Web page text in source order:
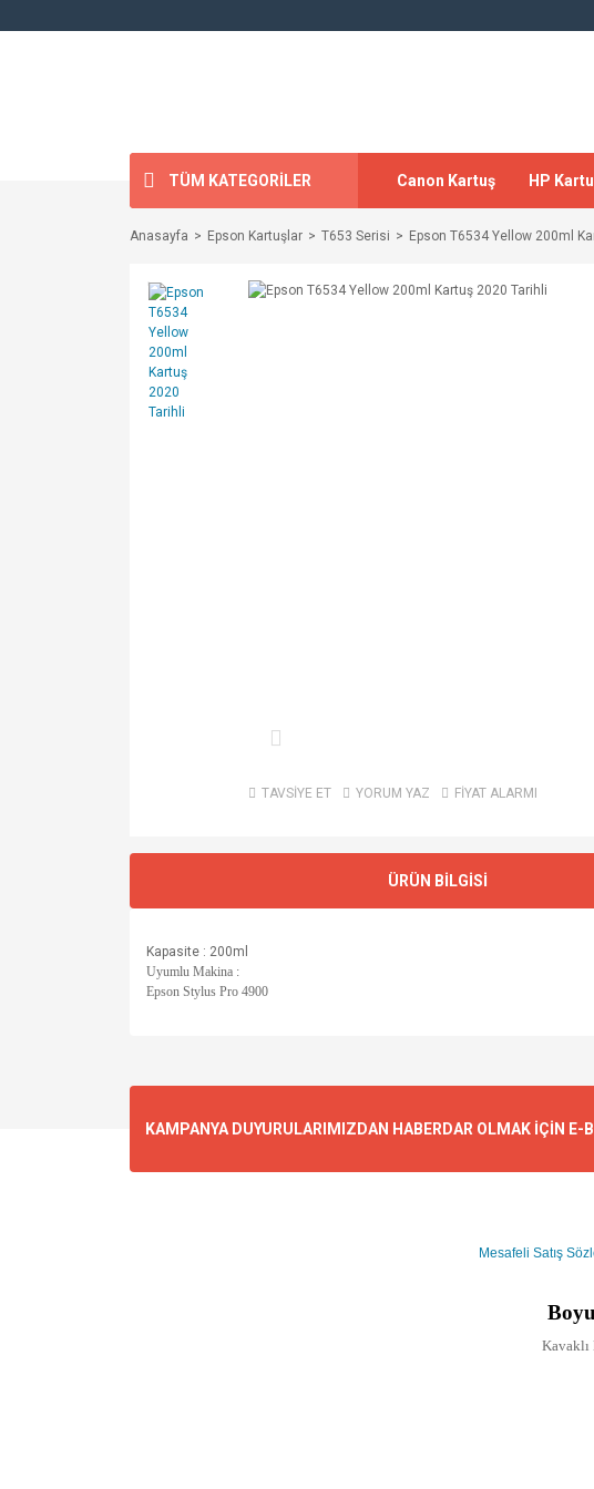
TÜM KATEGORİLER Canon Kartuş HP
Anasayfa Epson Kartuşlar T653 Serisi Epson T6534 Yellow 200ml
TAVSİYE ET YORUM YAZ FİYAT ALARMI
ÜRÜN BİLGİSİ
Kapasite : 200ml
Uyumlu Makina :
Epson Stylus Pro 4900
KAMPANYA DUYURULARIMIZDAN HABERDAR OLMAK İÇİN
Mesafeli Satış
Kavaklı